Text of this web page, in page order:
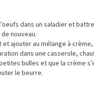
dans un saladier et
nouveau.
et ajouter au mélange à
dans une casserole,
bulles et que la crème
le beurre.